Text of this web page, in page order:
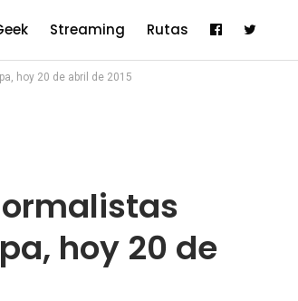
Streaming Rutas
hoy 20 de abril de 2015
hoy 20 de